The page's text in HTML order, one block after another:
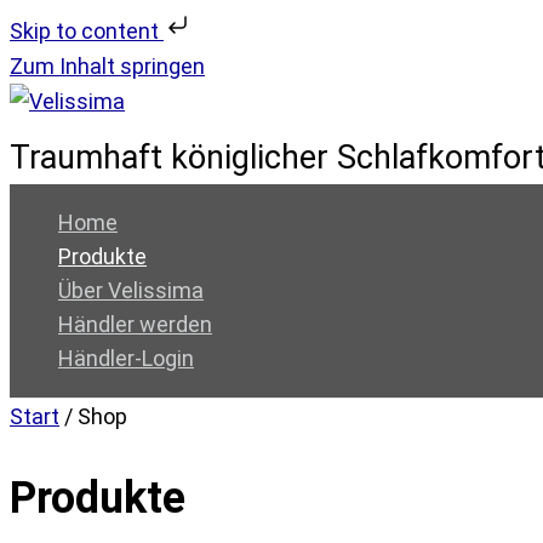
Skip to content
Zum Inhalt springen
Traumhaft königlicher
Home
Produkte
Über Velissima
Händler werden
Händler-Login
Start / Shop
Produkte